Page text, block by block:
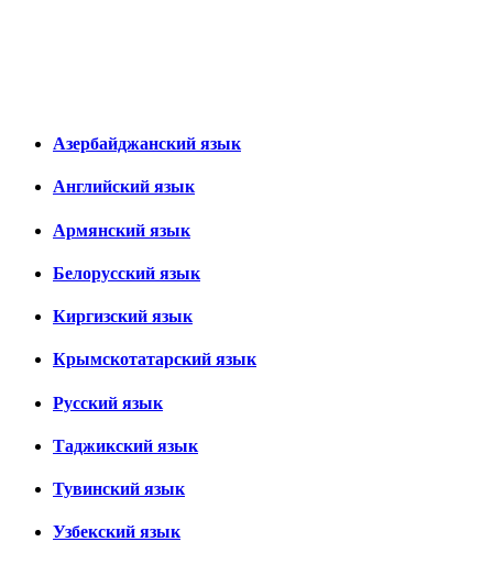
Азербайджанский язык
Английский язык
Армянский язык
Белорусский язык
Киргизский язык
Крымскотатарский язык
Русский язык
Таджикский язык
Тувинский язык
Узбекский язык